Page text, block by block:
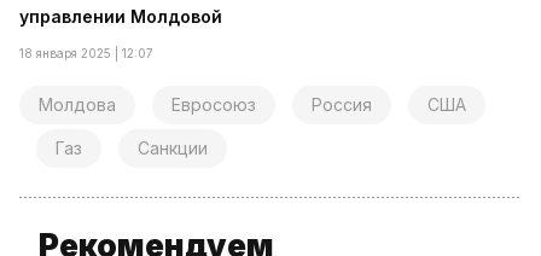
управлении Молдовой
18 января 2025 | 12:07
Молдова Евросоюз Россия США
Газ Санкции
Рекомендуем